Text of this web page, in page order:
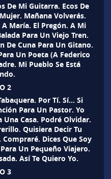
De Mi Guitarra. Ecos De
Mañana Volverás.
María. El Pregón. A Mi
Para Un Viejo Tren.
De Cuna Para Un Gitano.
Un Poeta (A Federico
Mi Pueblo Se Está
2
Por Tí. Sí… Si
Para Un Pastor. Yo
Una Casa. Podré Olvidar.
Quisiera Decir Tu
Dices Que Soy
Un Pequeño Viajero.
Así Te Quiero Yo.
3